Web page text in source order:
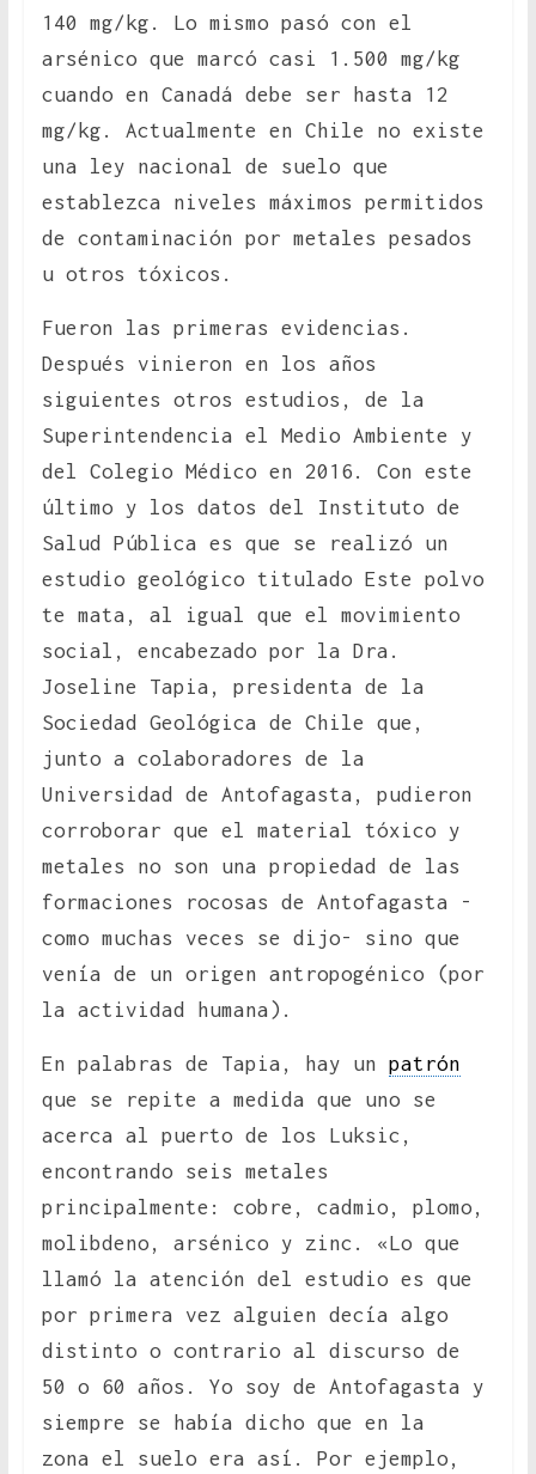
140 mg/kg. Lo mismo pasó con el
arsénico que marcó casi 1.500 mg/kg
cuando en Canadá debe ser hasta 12
mg/kg. Actualmente en Chile no existe
una ley nacional de suelo que
establezca niveles máximos permitidos
de contaminación por metales pesados
u otros tóxicos.
Fueron las primeras evidencias.
Después vinieron en los años
siguientes otros estudios, de la
Superintendencia el Medio Ambiente y
del Colegio Médico en 2016. Con este
último y los datos del Instituto de
Salud Pública es que se realizó un
estudio geológico titulado Este polvo
te mata, al igual que el movimiento
social, encabezado por la Dra.
Joseline Tapia, presidenta de la
Sociedad Geológica de Chile que,
junto a colaboradores de la
Universidad de Antofagasta, pudieron
corroborar que el material tóxico y
metales no son una propiedad de las
formaciones rocosas de Antofagasta -
como muchas veces se dijo- sino que
venía de un origen antropogénico (por
la actividad humana).
En palabras de Tapia, hay un patrón
que se repite a medida que uno se
acerca al puerto de los Luksic,
encontrando seis metales
principalmente: cobre, cadmio, plomo,
molibdeno, arsénico y zinc. «Lo que
llamó la atención del estudio es que
por primera vez alguien decía algo
distinto o contrario al discurso de
50 o 60 años. Yo soy de Antofagasta y
siempre se había dicho que en la
zona el suelo era así. Por ejemplo,